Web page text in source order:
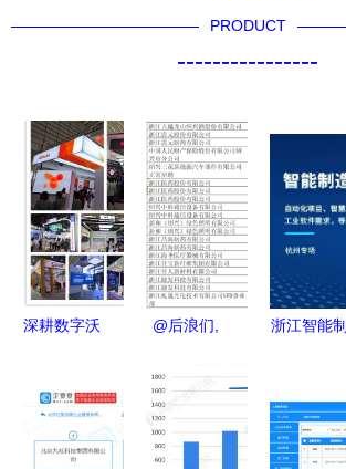
PRODUCT
----------------
深耕数字沃
协助力浙江
创新路径
@后浪们,
企事业单位
招人,年薪
亮了!
浙江智能制
州专场)圆
满落幕 驱